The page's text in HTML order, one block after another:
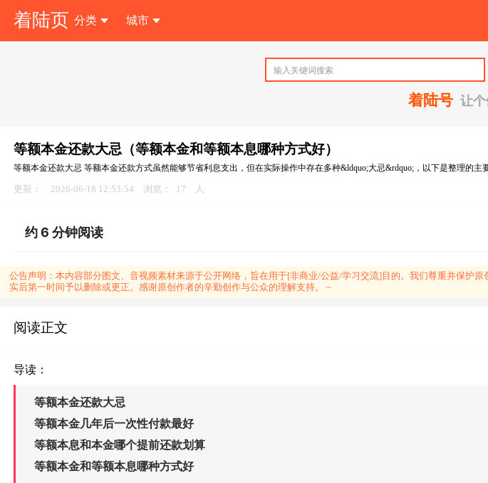
着陆页 分类 城市
着陆号让个
等额本金还款大忌（等额本金和等额本息哪种方式好）
等额本金还款大忌 等额本金还款方式虽然能够节省利息支出，但在实际操作中存在多种&ldquo;大忌&rdquo;，以下是整理的
更新： 2026-06-18 12:53:54 浏览： 17 人
约 6 分钟阅读
公告声明： 本内容部分图文、音视频素材来源于公开网络，旨在用于[非商业/公益/学习交流]目的。我们尊重并保护
实后第一时间予以删除或更正。感谢原创作者的辛勤创作与公众的理解支持。 ~
阅读正文
导读：
等额本金还款大忌
等额本金几年后一次性付款最好
等额本息和本金哪个提前还款划算
等额本金和等额本息哪种方式好